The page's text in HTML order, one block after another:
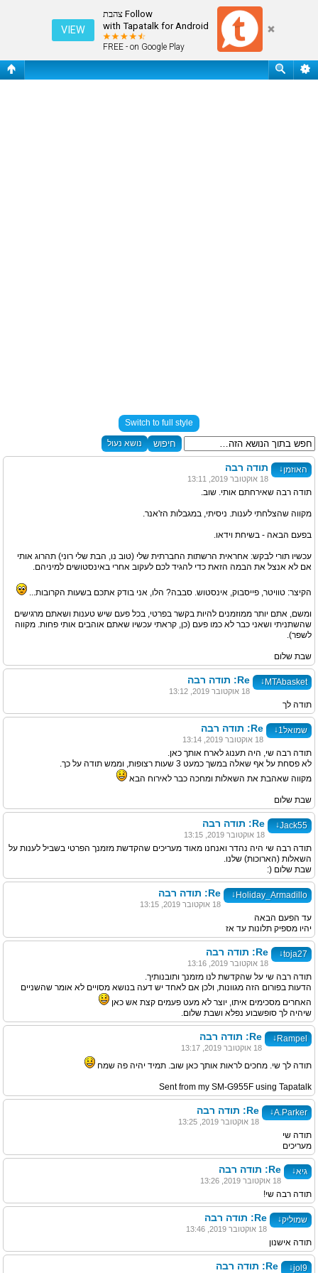
Follow צהבת
with Tapatalk for Android
FREE - on Google Play
VIEW
תודה רבה
Switch to full style
נושא נעול
האוזמן↓ תודה רבה
18 אוקטובר 2019, 13:11
תודה רבה שאירחתם אותי. שוב.
מקווה שהצלחתי לענות. ניסיתי, במגבלות הז'אנר.
בפעם הבאה - בשיחת וידאו.
עכשיו תורי לבקש: אחראית הרשתות החברתית שלי (טוב נו, הבת שלי רוני) תהרוג אותי
אם לא אנצל את הבמה הזאת כדי להגיד לכם לעקוב אחרי באינסטושים למיניהם.
הקיצר: טוויטר, פייסבוק, אינסטוש. סבבה? הלו, אני בודק אתכם בשעות הקרובות...
ומשם, אתם יותר ממוזמנים להיות בקשר בפרטי, בכל פעם שיש טענות ושאתם מרגישים
שהשתניתי ושאני כבר לא כמו פעם (כן, קראתי עכשיו שאתם אוהבים אותי פחות. מקווה
לשפר).
שבת שלום
MTAbasket
↓ Re: תודה רבה
18 אוקטובר 2019, 13:12
תודה לך
שמואל1 ↓ Re: תודה רבה
18 אוקטובר 2019, 13:14
תודה רבה שי, היה תענוג לארח אותך כאן.
לא פסחת על אף שאלה במשך כמעט 3 שעות רצופות, וממש תודה על כך.
מקווה שאהבת את השאלות ומחכה כבר לאירוח הבא
שבת שלום
Jack55
↓ Re: תודה רבה
18 אוקטובר 2019, 13:15
תודה רבה שי היה נהדר ואנחנו מאוד מעריכים שהקדשת מזמנך הפרטי בשביל לענות על
השאלות (הארוכות) שלנו.
שבת שלום (:
Holiday_Armadillo
↓ Re: תודה רבה
18 אוקטובר 2019, 13:15
עד הפעם הבאה
יהיו מספיק תלונות עד אז
toja27
↓ Re: תודה רבה
18 אוקטובר 2019, 13:16
תודה רבה שי על שהקדשת לנו מזמנך ותובנותיך.
הדעות בפורום הזה מגוונות, ולכן אם לאחד יש דעה בנושא מסויים לא אומר שהשניים
האחרים מסכימים איתו, יוצר לא מעט פעמים קצת אש כאן
שיהיה לך סופשבוע נפלא ושבת שלום.
Rampel
↓ Re: תודה רבה
18 אוקטובר 2019, 13:17
תודה לך שי. מחכים לראות אותך כאן שוב. תמיד יהיה פה שמח
Sent from my SM-G955F using Tapatalk
A.Parker
↓ Re: תודה רבה
18 אוקטובר 2019, 13:25
תודה שי
מעריכים
גיא↓ Re: תודה רבה
18 אוקטובר 2019, 13:26
תודה רבה שי!
שמוליק↓ Re: תודה רבה
18 אוקטובר 2019, 13:46
תודה אישנון
jol9
↓ Re: תודה רבה